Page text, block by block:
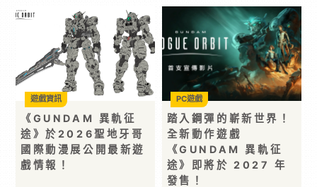
《GUNDAM 異軌征
途》於2026聖地牙哥
國際動漫展公開最新遊
戲情報！
遊戲資訊
踏入鋼彈的嶄新世界！
全新動作遊戲
《GUNDAM 異軌征
途》即將於 2027 年
發售！
PC遊戲